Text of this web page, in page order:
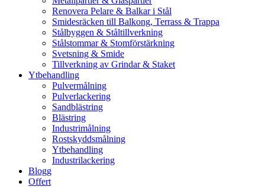
Renovera Pelare & Balkar i Stål
Smidesräcken till Balkong, Terrass & Trappa
Stålbyggen & Ståltillverkning
Stålstommar & Stomförstärkning
Svetsning & Smide
Tillverkning av Grindar & Staket
Ytbehandling
Pulvermålning
Pulverlackering
Sandblästring
Blästring
Industrimålning
Rostskyddsmålning
Ytbehandling
Industrilackering
Blogg
Offert